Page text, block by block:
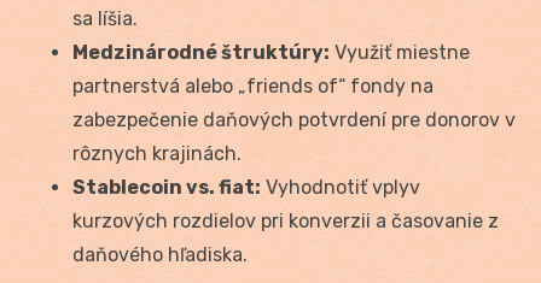
sa líšia.
Medzinárodné štruktúry: Využiť miestne
partnerstvá alebo „friends of“ fondy na
zabezpečenie daňových potvrdení pre donorov v
rôznych krajinách.
Stablecoin vs. fiat: Vyhodnotiť vplyv
kurzových rozdielov pri konverzii a časovanie z
daňového hľadiska.